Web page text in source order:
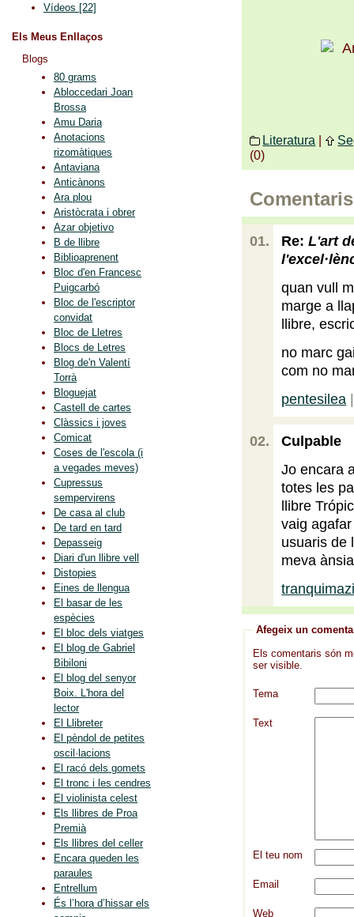
Literatura |
(0)
Comentaris
Re:L'art
quan vull
marge a
llibre,
no marc
com no
pentesilea
Culpable
Jo encara
totes les
llibre
vaig
usuaris de
meva
Afegeix un
Els comentaris són
ser visible.
Tema
Text
El teu nom
Email
Web
Vídeos [22]
Els Meus Enllaços
Blogs
80 grams
Abloccedari Joan
Brossa
Amu Daria
Anotacions
rizomàtiques
Antaviana
Anticànons
Ara plou
Aristòcrata i obrer
Azar objetivo
B de llibre
Biblioaprenent
Bloc d'en Francesc
Puigcarbó
Bloc de l'escriptor
convidat
Bloc de Lletres
Blocs de Letres
Blog de'n Valentí
Torrà
Bloguejat
Castell de cartes
Clàssics i joves
Comicat
Coses de l'escola (i
a vegades meves)
Cupressus
sempervirens
De casa al club
De tard en tard
Depasseig
Diari d'un llibre vell
Distopies
Eines de llengua
El basar de les
espècies
El bloc dels viatges
El blog de Gabriel
Bibiloni
El blog del senyor
Boix. L'hora del
lector
El Llibreter
El pèndol de petites
oscil·lacions
El racó dels gomets
El tronc i les cendres
El violinista celest
Els llibres de Proa
Premià
Els llibres del celler
Encara queden les
paraules
Entrellum
És l’hora d’hissar els